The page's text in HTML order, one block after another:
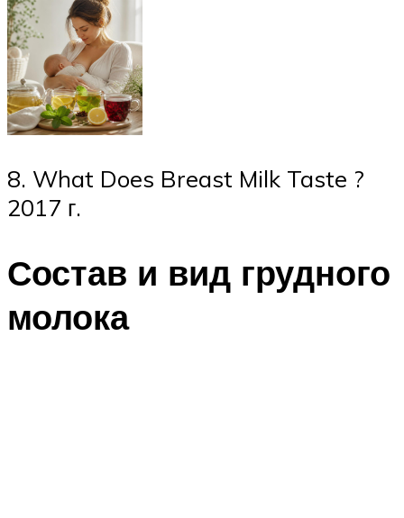
8. What Does Breast Milk Taste ?
2017 г.
Состав и вид грудного
молока